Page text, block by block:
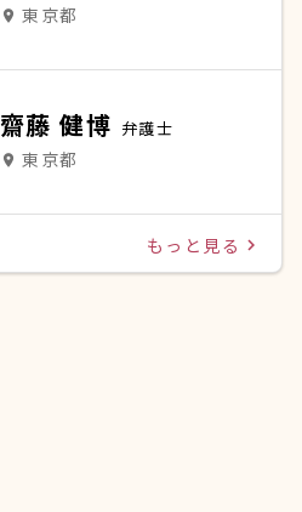
place 東京都
齋藤 健博 弁護士
place 東京都
もっと見る navigate_next